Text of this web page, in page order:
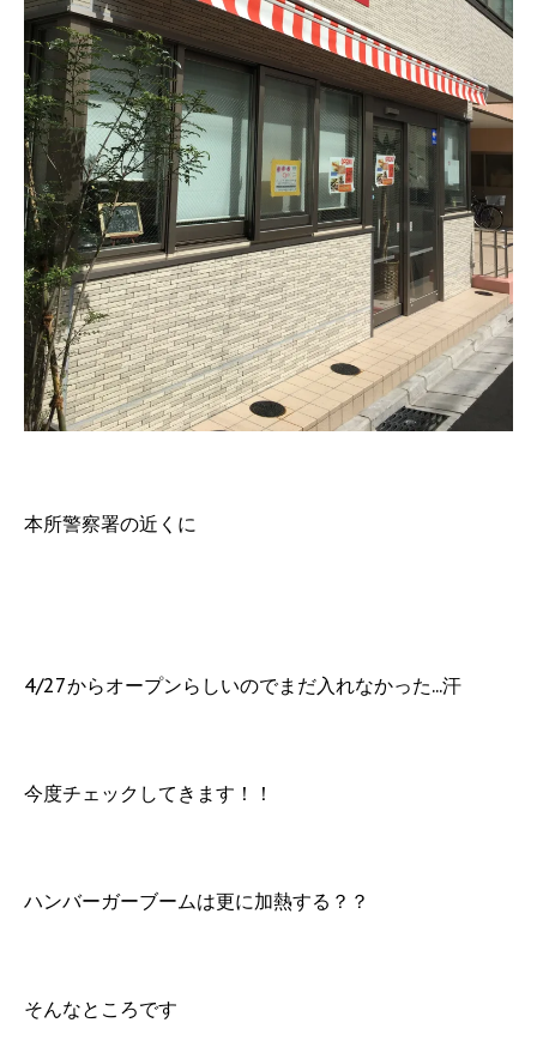
本所警察署の近くに
4/27からオープンらしいのでまだ入れなかった...汗
今度チェックしてきます！！
ハンバーガーブームは更に加熱する？？
そんなところです